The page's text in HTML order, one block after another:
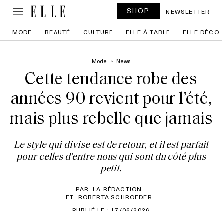
SHOP NEWSLETTER
MODE BEAUTÉ CULTURE ELLE À TABLE ELLE DÉCO
Mode News
Cette tendance robe des
années 90 revient pour l’été,
mais plus rebelle que jamais
Le style qui divise est de retour, et il est parfait
pour celles d'entre nous qui sont du côté plus
petit.
PAR LA RÉDACTION
ET ROBERTA SCHROEDER